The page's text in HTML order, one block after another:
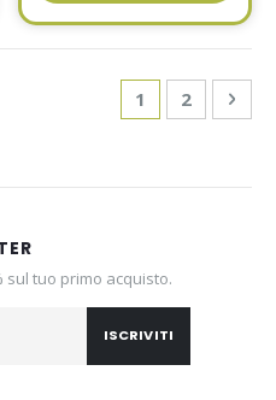
Page
You're
1 Page
2
sul tuo primo acquisto.
ISCRIVITI